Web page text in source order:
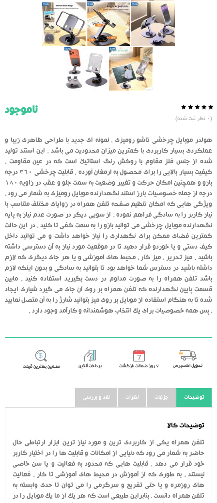
از
50
رای
دهنده
(
0 نظر ثبت شده)
ناموجود
هولدر موبایل چرخشی تاشو رومیزی ، نمونه ای جدید با طراحی ظاهری زیبا و
عملکردی بسیار کاربردی با کمترین میزان محدودیت می باشد . این استند تولید
شده از جنس فلز مقاوم با روکش رنگ استاتیک است که در عین مقاومت ،
کیفیت بسیار بالایی را برای محصول به ارمغان آورده . قابلیت چرخشی 360 درجه
بازو و همچنین امکان حرکت و تغییر وضعیت به سمت جلو و عقب در زاویه 180
درجه از جمله خصوصیات بارز استند نگهدارنده موبایل رومیزی به شمار می رود ،
ویژگی هایی که امکان تنظیم صفحه تلفن همراه در زوایای مختلف متناسب با
نیاز کاربر را به سادگی فراهم نموده . از سویی دیگر در صورت عدم نیاز به پایه
نگهدارنده موبایل چرخشی می توانید بازو را به سمت کفی تا کنید ، در این حالت
کمترین فضای ممکن برای نگهداری را نیاز خواهد داشت و می توانید داخل
کیف دستی و یا خوردو قرار دهید تا در موقعیت مورد نیاز به آن دسترسی داشته
باشید . میز تحریر ، میز کار ، محیط های آموزشی و یا هر جای دیگری که لازم
داشته باشید در دسترس شما خواهد بود تا بتوانید به سادگی و بدون اینکه لازم
باشد تلفن همراه را به صورت مداوم در دست بگیرید استفاده کنید . مابین
قسمت پایین نگهدارنده که تلفن همراه بر روی آن جای می گیرد شیاری ایجاد
شده تا به هنگام استفاده از موبایل بر روی میز بتوانید شارژ را به آن متصل نمایید
، پس همه خصوصیات برای یک انتخاب هوشمندانه و کارآمد وجود دارد .
تحویل اکسپرس ٧ روز ضمانت بازگشت پرداخت آنلاین تضمین بهترین قیمت
توضیحات جزئیات نظرات نقد و بررسی
توضیحات کالا
تلفن همراه یکی از کاربردی ترین و مورد نیاز ترین ابزار ارتباطی حال
حاضر به شمار می رود که دنیایی از امکانات و قابلیت ها را در اختیار کاربر
خود قرار می دهد . قابلیت هایی که محدود به فعالیت و یا سن خاصی
نیستند ، به طوری که از آموزش در محیط های آموزشی تا کار ، فعالیت
های روزمره و یا حتی تفریح و سرگرمی را می توان تا حدی وابسته به
تلفن همراه دانست ، بنابراین طبیعی است که هر یک از ما یک موبایل را در